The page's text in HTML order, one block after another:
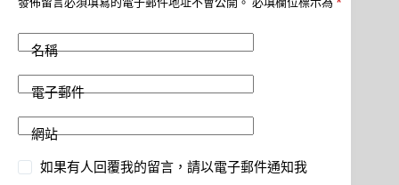
名稱
電子郵件
網站
如果有人回覆我的留言，請以電子郵件通知我